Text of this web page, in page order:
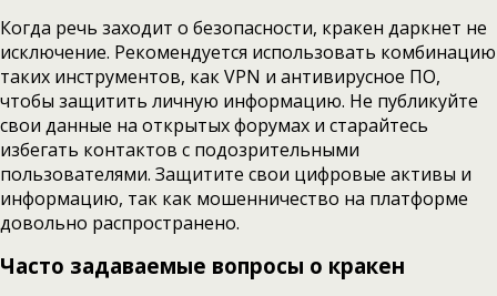
Когда речь заходит о безопасности, кракен даркнет не
исключение. Рекомендуется использовать комбинацию
таких инструментов, как VPN и антивирусное ПО,
чтобы защитить личную информацию. Не публикуйте
свои данные на открытых форумах и старайтесь
избегать контактов с подозрительными
пользователями. Защитите свои цифровые активы и
информацию, так как мошенничество на платформе
довольно распространено.
Часто задаваемые вопросы о кракен